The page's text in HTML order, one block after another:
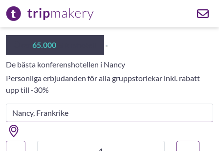
65.000
De bästa konferenshotellen i Nancy
Personliga erbjudanden för alla gruppstorlekar inkl. rabatt
upp till -30%